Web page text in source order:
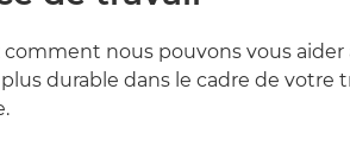
comment nous pouvons vous aider
durable dans le cadre de votre